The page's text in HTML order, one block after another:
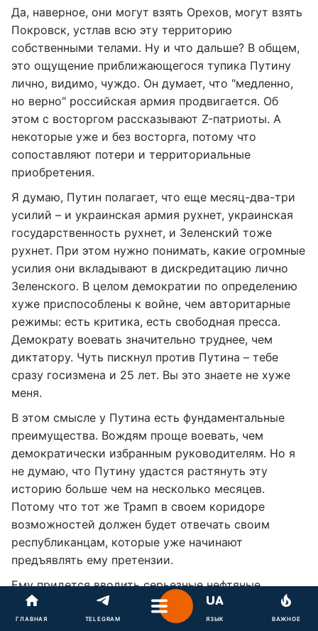
Да, наверное, они могут взять Орехов, могут взять
Покровск, устлав всю эту территорию
собственными телами. Ну и что дальше? В общем,
это ощущение приближающегося тупика Путину
лично, видимо, чуждо. Он думает, что "медленно,
но верно" российская армия продвигается. Об
этом с восторгом рассказывают Z-патриоты. А
некоторые уже и без восторга, потому что
сопоставляют потери и территориальные
приобретения.
Я думаю, Путин полагает, что еще месяц-два-три
усилий – и украинская армия рухнет, украинская
государственность рухнет, и Зеленский тоже
рухнет. При этом нужно понимать, какие огромные
усилия они вкладывают в дискредитацию лично
Зеленского. В целом демократии по определению
хуже приспособлены к войне, чем авторитарные
режимы: есть критика, есть свободная пресса.
Демократу воевать значительно труднее, чем
диктатору. Чуть пискнул против Путина – тебе
сразу госизмена и 25 лет. Вы это знаете не хуже
меня.
В этом смысле у Путина есть фундаментальные
преимущества. Вождям проще воевать, чем
демократически избранным руководителям. Но я
не думаю, что Путину удастся растянуть эту
историю больше чем на несколько месяцев.
Потому что тот же Трамп в своем коридоре
возможностей должен будет отвечать своим
республиканцам, которые уже начинают
предъявлять ему претензии.
Ему придется вводить серьезные нефтяные
санкции. А между нами говоря, нефтегазовая
торговля дает российскому бюджету более 10
ГЛАВНАЯ TELEGRAM ЯЗЫК ВАЖНОЕ